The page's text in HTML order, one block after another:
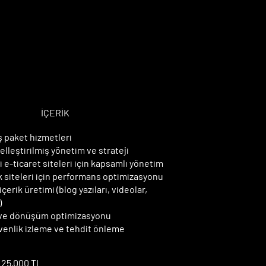
paket hizmetleri
yönetim ve strateji
e-ticaret siteleri için kapsamlı yönetim
siteleri için performans optimizasyonu
üretimi (blog yazıları, videolar,
dönüşüm optimizasyonu
izleme ve tehdit önleme
İÇERİK
TL